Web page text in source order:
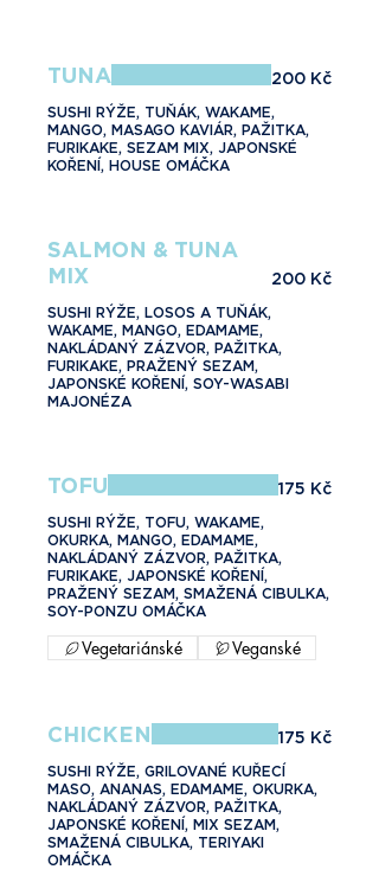
TUNA
SUSHI RÝŽE, TUŇÁK, WAKAME,
MANGO, MASAGO KAVIÁR, PAŽITKA,
FURIKAKE, SEZAM MIX, JAPONSKÉ
KOŘENÍ, HOUSE OMÁČKA
200 Kč
SALMON & TUNA
MIX
SUSHI RÝŽE, LOSOS A TUŇÁK,
WAKAME, MANGO, EDAMAME,
NAKLÁDANÝ ZÁZVOR, PAŽITKA,
FURIKAKE, PRAŽENÝ SEZAM,
JAPONSKÉ KOŘENÍ, SOY-WASABI
MAJONÉZA
200 Kč
TOFU
SUSHI RÝŽE, TOFU, WAKAME,
OKURKA, MANGO, EDAMAME,
NAKLÁDANÝ ZÁZVOR, PAŽITKA,
FURIKAKE, JAPONSKÉ KOŘENÍ,
PRAŽENÝ SEZAM, SMAŽENÁ CIBULKA,
SOY-PONZU OMÁČKA
175 Kč
Vegetariánské Veganské
CHICKEN
SUSHI RÝŽE, GRILOVANÉ KUŘECÍ
MASO, ANANAS, EDAMAME, OKURKA,
NAKLÁDANÝ ZÁZVOR, PAŽITKA,
JAPONSKÉ KOŘENÍ, MIX SEZAM,
SMAŽENÁ CIBULKA, TERIYAKI
OMÁČKA
175 Kč